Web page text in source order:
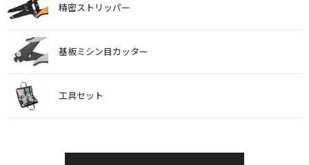
精密ストリッパー
基板ミシン目カッター
工具セット